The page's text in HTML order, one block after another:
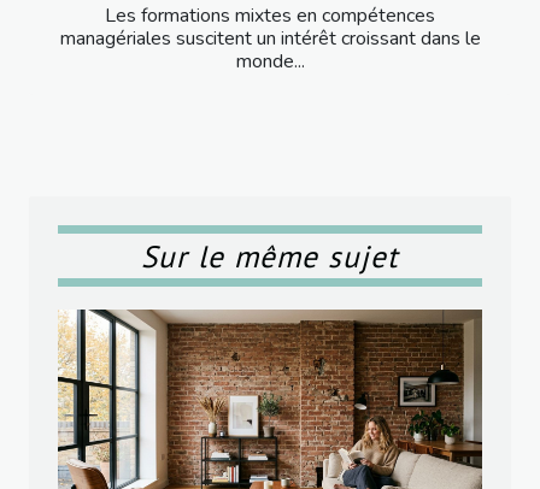
Les formations mixtes en compétences
managériales suscitent un intérêt croissant dans le
monde...
Sur le même sujet